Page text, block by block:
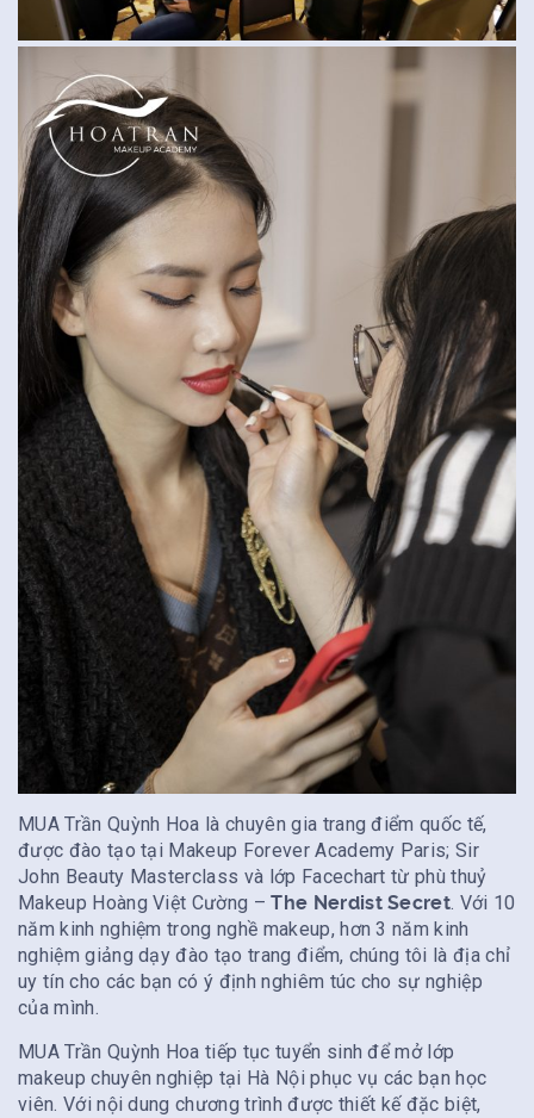
MUA Trần Quỳnh Hoa là chuyên gia trang điểm quốc tế,
được đào tạo tại Makeup Forever Academy Paris; Sir
John Beauty Masterclass và lớp Facechart từ phù thuỷ
Makeup Hoàng Việt Cường –The Nerdist Secret. Với 10
năm kinh nghiệm trong nghề makeup, hơn 3 năm kinh
nghiệm giảng dạy đào tạo trang điểm, chúng tôi là địa chỉ
uy tín cho các bạn có ý định nghiêm túc cho sự nghiệp
của mình.
MUA Trần Quỳnh Hoa tiếp tục tuyển sinh để mở lớp
makeup chuyên nghiệp tại Hà Nội phục vụ các bạn học
viên. Với nội dung chương trình được thiết kế đặc biệt,